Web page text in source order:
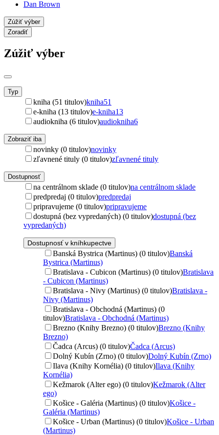
Dan Brown
Zúžiť výber
Zoradiť
Zúžiť výber
Typ
kniha (51 titulov)kniha51
e-kniha (13 titulov)e-kniha13
audiokniha (6 titulov)audiokniha6
Zobraziť iba
novinky (0 titulov)novinky
zľavnené tituly (0 titulov)zľavnené tituly
Dostupnosť
na centrálnom sklade (0 titulov)na centrálnom sklade
predpredaj (0 titulov)predpredaj
pripravujeme (0 titulov)pripravujeme
dostupná (bez vypredaných) (0 titulov)dostupná (bez
vypredaných)
Dostupnosť v kníhkupectve
Banská Bystrica (Martinus) (0 titulov)Banská
Bystrica (Martinus)
Bratislava - Cubicon (Martinus) (0 titulov)Bratislava
- Cubicon (Martinus)
Bratislava - Nivy (Martinus) (0 titulov)Bratislava -
Nivy (Martinus)
Bratislava - Obchodná (Martinus) (0
titulov)Bratislava - Obchodná (Martinus)
Brezno (Knihy Brezno) (0 titulov)Brezno (Knihy
Brezno)
Čadca (Arcus) (0 titulov)Čadca (Arcus)
Dolný Kubín (Zrno) (0 titulov)Dolný Kubín (Zrno)
Ilava (Knihy Kornélia) (0 titulov)Ilava (Knihy
Kornélia)
Kežmarok (Alter ego) (0 titulov)Kežmarok (Alter
ego)
Košice - Galéria (Martinus) (0 titulov)Košice -
Galéria (Martinus)
Košice - Urban (Martinus) (0 titulov)Košice - Urban
(Martinus)